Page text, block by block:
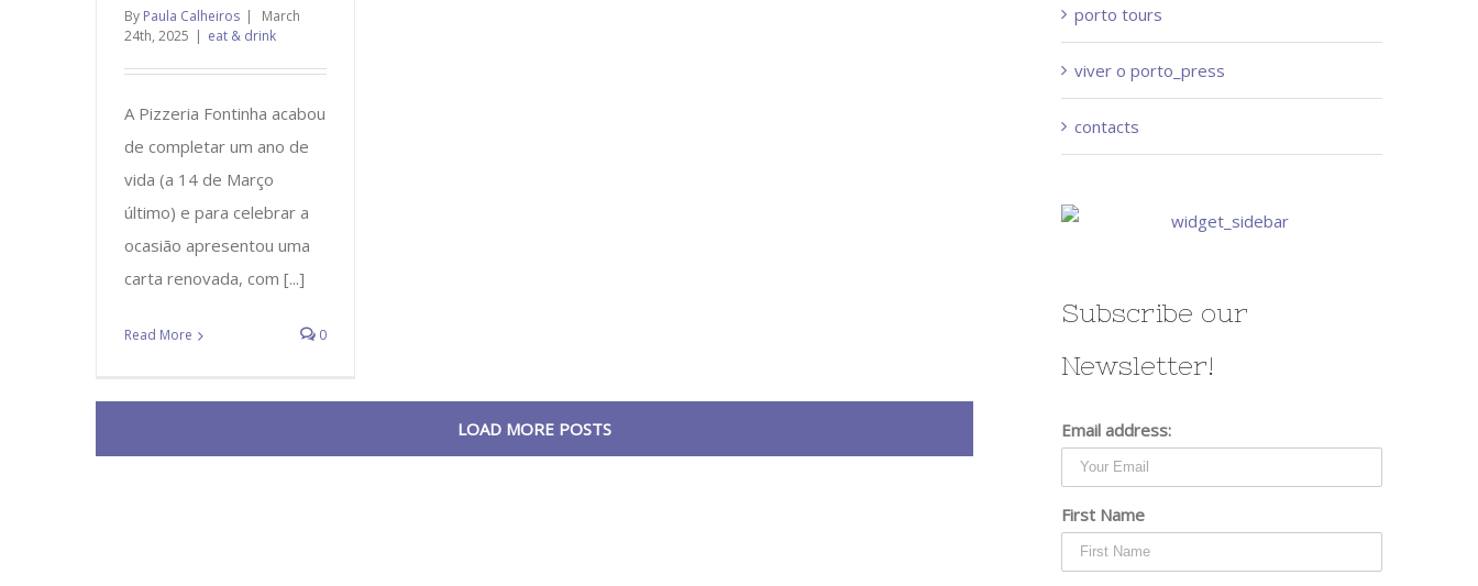
By Paula Calheiros |
March
24th, 2025 | eat & drink
A Pizzeria Fontinha acabou
de completar um ano de
vida (a 14 de Março
último) e para celebrar a
ocasião apresentou uma
carta renovada, com [...]
Read More 0
LOAD MORE POSTS
porto tours
viver o porto_press
contacts
Subscribe our
Newsletter!
Email address:
First Name